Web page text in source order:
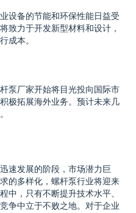
设备的节能和环保性能日益受
致力于开发新型材料和设计，
成本。
泵厂家开始将目光投向国际市
极拓展海外业务。预计未来几
速发展的阶段，市场潜力巨
的多样化，螺杆泵行业将迎来
中，只有不断提升技术水平、
争中立于不败之地。对于企业